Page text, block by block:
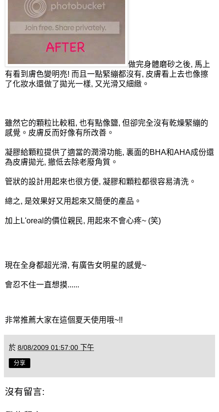
做完身體磨砂之後, 馬上
有看到膚色變明亮! 而且一點緊繃都沒有, 皮膚看上去也像擦
了化妝水還做了拋光一樣, 又光滑又細緻。
雖然它的顆粒比較粗, 也有點像鹽, 但卻完全沒有乾燥緊繃的
感覺。皮膚反而好像有所改善。
凝膠給顆粒提供了適當的潤滑功能, 裏面的BHA和AHA成份還
為皮膚拋光, 撤低去除老廢角質。
管狀的設計用起來也很方便, 凝膠和顆粒都很容易清洗。
總之, 是效果好又用起來又簡便的產品。
加上L'oreal的價位親民, 用起來不會心疼~ (笑)
現在全身都超光滑, 有廣告女明星的感覺~
會忍不住一直想摸......
非常推薦大家在這個夏天使用哦~!!
於 8/08/2009 01:57:00 下午
分享
沒有留言: